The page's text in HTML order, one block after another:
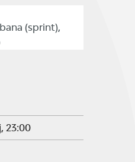
(sprint),
23:00